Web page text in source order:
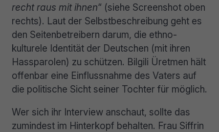
recht raus mit ihnen“ (siehe Screenshot oben
rechts). Laut der Selbstbeschreibung geht es
den Seitenbetreibern darum, die ethno-
kulturele Identität der Deutschen (mit ihren
Hassparolen) zu schützen. Bilgili Üretmen hält
offenbar eine Einflussnahme des Vaters auf
die politische Sicht seiner Tochter für möglich.
Wer sich ihr Interview anschaut, sollte das
zumindest im Hinterkopf behalten. Frau Siffrin